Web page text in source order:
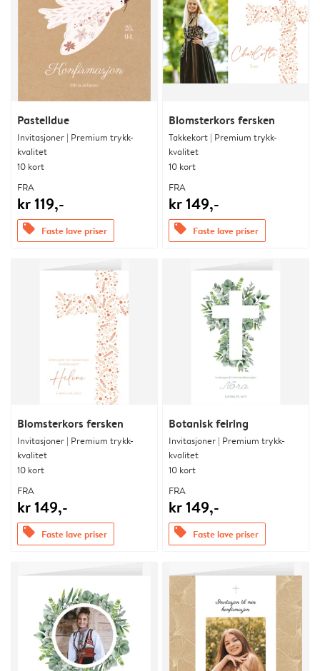
Pastelldue
Invitasjoner | Premium trykk-
kvalitet
10 kort
FRA
kr 119,-
offers Faste lave priser
Blomsterkors fersken
Takkekort | Premium trykk-
kvalitet
10 kort
FRA
kr 149,-
offers Faste lave priser
Blomsterkors fersken
Invitasjoner | Premium trykk-
kvalitet
10 kort
FRA
kr 149,-
offers Faste lave priser
Botanisk feiring
Invitasjoner | Premium trykk-
kvalitet
10 kort
FRA
kr 149,-
offers Faste lave priser